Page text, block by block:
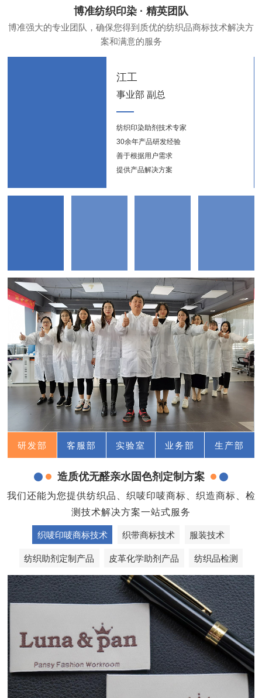
博准纺织印染 · 精英团队
博准强大的专业团队，确保您得到质优的纺织品商标技术解决方
案和满意的服务
江工
事业部 副总
纺织印染助剂技术专家
30余年产品研发经验
善于根据用户需求
提供产品解决方案
研发部 客服部 实验室 业务部 生产部
造质优无醛亲水固色剂定制方案
我们还能为您提供纺织品、织唛印唛商标、织造商标、检
测技术解决方案一站式服务
织唛印唛商标技术 织带商标技术 服装技术
纺织助剂定制产品 皮革化学助剂产品 纺织品检测